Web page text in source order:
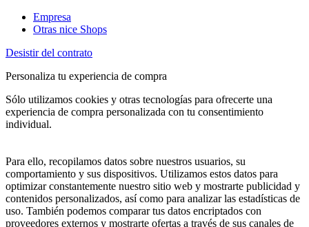
Empresa
Otras nice Shops
Desistir del contrato
Personaliza tu experiencia de compra
Sólo utilizamos cookies y otras tecnologías para ofrecerte una
experiencia de compra personalizada con tu consentimiento
individual.
Para ello, recopilamos datos sobre nuestros usuarios, su
comportamiento y sus dispositivos. Utilizamos estos datos para
optimizar constantemente nuestro sitio web y mostrarte publicidad y
contenidos personalizados, así como para analizar las estadísticas de
uso. También podemos comparar tus datos encriptados con
proveedores externos y mostrarte ofertas a través de sus canales de